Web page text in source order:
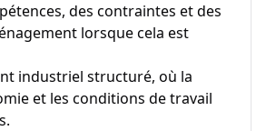
des contraintes et des
lorsque cela est
industriel structuré, où la
et les conditions de travail